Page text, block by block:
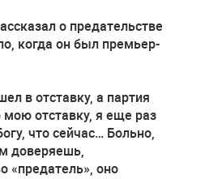
о предательстве
когда он был премьер-
в отставку, а партия
отставку, я еще раз
что сейчас… Больно,
доверяешь,
«предатель», оно